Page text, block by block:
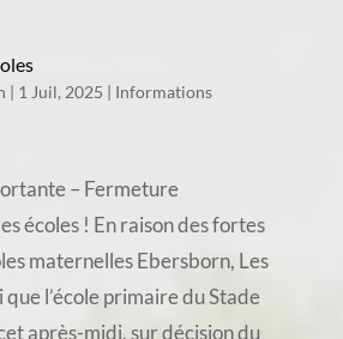
| 1 Juil, 2025 | Informations
– Fermeture
écoles ! En raison des fortes
maternelles Ebersborn, Les
que l’école primaire du Stade
après-midi, sur décision du